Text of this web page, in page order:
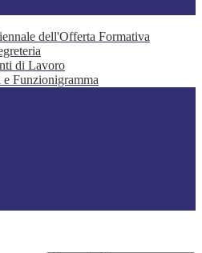
dell'Offerta Formativa
di Lavoro
Funzionigramma